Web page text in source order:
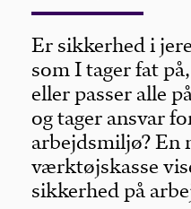
Er sikkerhed i
som I tager fat
eller passer alle
og tager ansvar
arbejdsmiljø? En
værktøjskasse
sikkerhed på